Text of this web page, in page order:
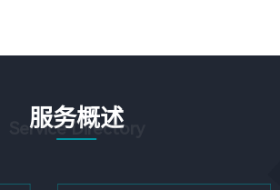
服务概述
Service Directory